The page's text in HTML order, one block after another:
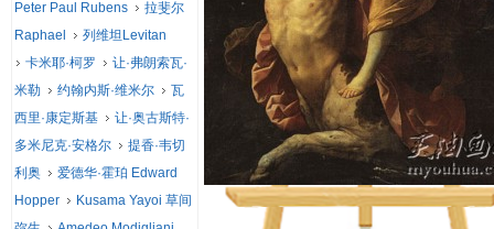
Peter Paul Rubens
拉斐尔
Raphael
列维坦Levitan
卡米耶·柯罗
让·弗朗索瓦·
米勒
约翰内斯·维米尔
瓦
西里·康定斯基
让·奥古斯特·
多米尼克·安格尔
提香·韦切
利奥
爱德华·霍珀 Edward
Hopper
Kusama Yayoi 草间